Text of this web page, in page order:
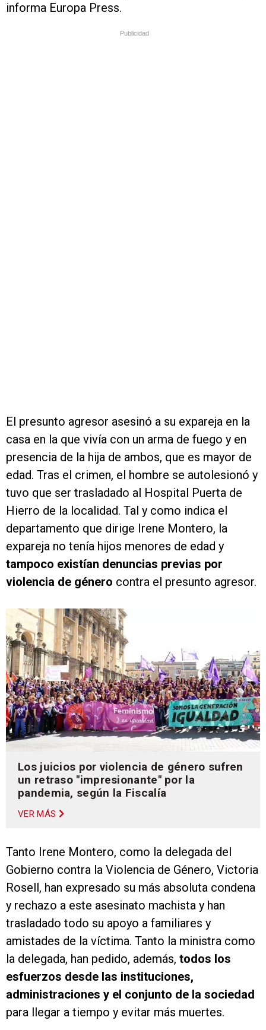
informa Europa Press.
Publicidad
El presunto agresor asesinó a su expareja en la
casa en la que vivía con un arma de fuego y en
presencia de la hija de ambos, que es mayor de
edad. Tras el crimen, el hombre se autolesionó y
tuvo que ser trasladado al Hospital Puerta de
Hierro de la localidad. Tal y como indica el
departamento que dirige Irene Montero, la
expareja no tenía hijos menores de edad y
tampoco existían denuncias previas por
violencia de género contra el presunto agresor.
Los juicios por violencia de género sufren
un retraso "impresionante" por la
pandemia, según la Fiscalía
VER MÁS
Tanto Irene Montero, como la delegada del
Gobierno contra la Violencia de Género, Victoria
Rosell, han expresado su más absoluta condena
y rechazo a este asesinato machista y han
trasladado todo su apoyo a familiares y
amistades de la víctima. Tanto la ministra como
la delegada, han pedido, además, todos los
esfuerzos desde las instituciones,
administraciones y el conjunto de la sociedad
para llegar a tiempo y evitar más muertes.